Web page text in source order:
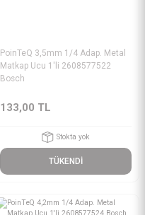
PoinTeQ 3,5mm 1/4 Adap. Metal
Matkap Ucu 1'li 2608577522
Bosch
133,00 TL
Stokta yok
TÜKENDİ